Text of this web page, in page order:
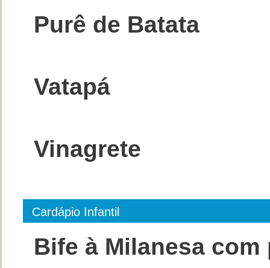
Purê de Batata
Vatapá
Vinagrete
Cardápio Infantil
Bife à Milanesa com